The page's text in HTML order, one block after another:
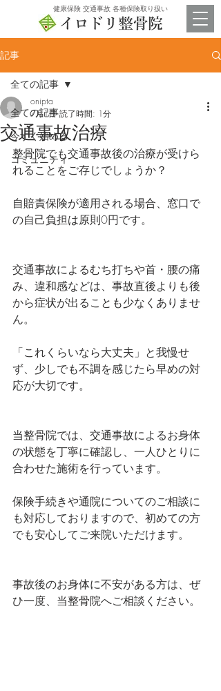
​健康保険 交通事故 各種保険取り扱い
記事
全ての記事
今すぐ始める
コミュニティ
全ての記事
交通事故治療
onipta
7月1日 読了時間: 1分
整骨院でも交通事故後の治療が受けら
れることをご存じでしょうか？
自賠責保険が適用される場合、窓口で
の自己負担は原則0円です。
交通事故によるむち打ちや首・腰の痛
み、違和感などは、事故直後よりも後
から症状が出ることも少なくありませ
ん。
「これくらいなら大丈夫」と我慢せ
ず、少しでも不調を感じたら早めの対
応が大切です。
当整骨院では、交通事故によるお身体
の状態を丁寧に確認し、一人ひとりに
合わせた施術を行っています。
保険手続きや通院についてのご相談に
も対応しておりますので、初めての方
でも安心してご来院いただけます。
事故後のお身体に不安がある方は、ぜ
ひ一度、当整骨院へご相談ください。